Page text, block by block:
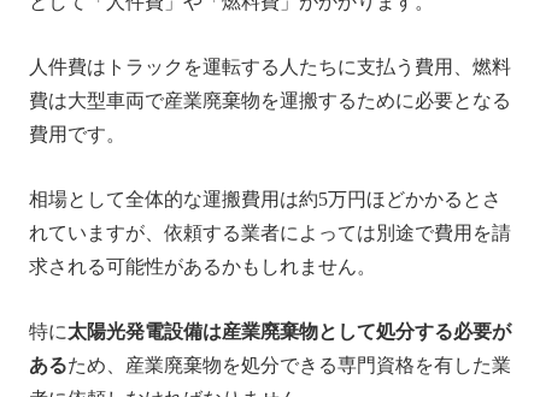
人件費はトラックを運転する人たちに支払う費用、燃料
費は大型車両で産業廃棄物を運搬するために必要となる
費用です。
相場として全体的な運搬費用は約5万円ほどかかるとさ
れていますが、依頼する業者によっては別途で費用を請
求される可能性があるかもしれません。
特に太陽光発電設備は産業廃棄物として処分する必要が
あるため、産業廃棄物を処分できる専門資格を有した業